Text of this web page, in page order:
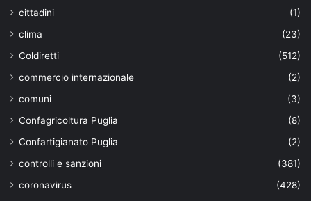
cittadini
(1)
clima
(23)
Coldiretti
(512)
commercio internazionale
(2)
comuni
(3)
Confagricoltura Puglia
(8)
Confartigianato Puglia
(2)
controlli e sanzioni
(381)
coronavirus
(428)